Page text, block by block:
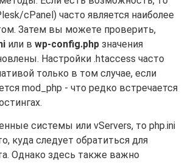
cPanel) часто является наиболее
Затем вы можете проверить,
или в wp-config.php значения
Настройки .htaccess часто
только в том случае, если
mod_php - что редко встречается
системы или vServers, то php.ini
куда следует обратиться для
Однако здесь также важно